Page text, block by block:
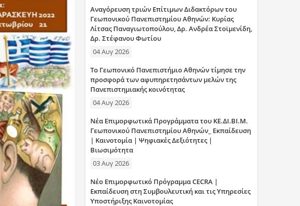
ζ
ή
τ
η
σ
η
ς
Αναγόρευση τριών Επίτιμων Διδακτόρων του
Γεωπονικού Πανεπιστημίου Αθηνών: Κυρίας
Λίτσας Παναγιωτοπούλου, Δρ. Ανδρέα Στοϊμενίδη,
Δρ. Στέφανου Φωτίου
04 Αυγ 2026
Το Γεωπονικό Πανεπιστήμιο Αθηνών τίμησε την
προσφορά των αφυπηρετησάντων μελών της
Πανεπιστημιακής κοινότητας
04 Αυγ 2026
Νέα Επιμορφωτικά Προγράμματα του ΚΕ.ΔΙ.ΒΙ.Μ.
Γεωπονικού Πανεπιστημίου Αθηνών_ Εκπαίδευση
| Καινοτομία | Ψηφιακές Δεξιότητες |
Βιωσιμότητα
03 Αυγ 2026
Νέο Επιμορφωτικό Πρόγραμμα CECRA |
Εκπαίδευση στη Συμβουλευτική και τις Υπηρεσίες
Υποστήριξης Καινοτομίας